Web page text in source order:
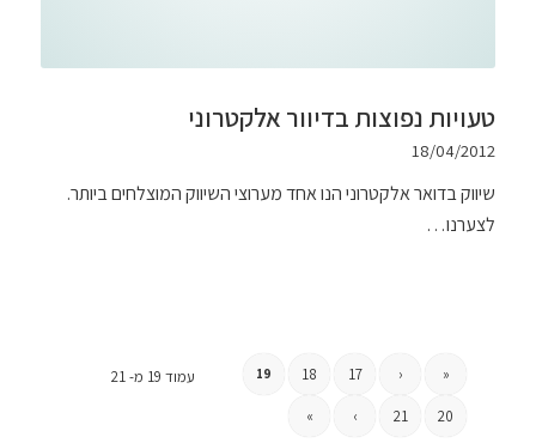
טעויות נפוצות בדיוור אלקטרוני
18/04/2012
שיווק בדואר אלקטרוני הנו אחד מערוצי השיווק המוצלחים ביותר.
לצערנו…
עמוד 19 מ- 21 «
‹
17
18
19
20
21
›
»